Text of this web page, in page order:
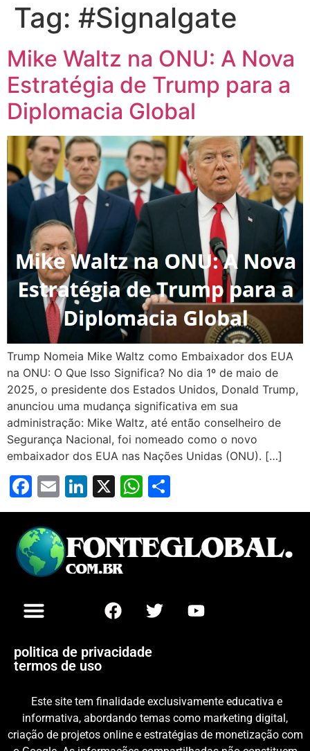
Tag: #Signalgate
Mike Waltz na ONU: A Nova
Estratégia de Trump para a
Diplomacia Global
Trump Nomeia Mike Waltz como Embaixador dos EUA
na ONU: O Que Isso Significa? No dia 1º de maio de
2025, o presidente dos Estados Unidos, Donald Trump,
anunciou uma mudança significativa em sua
administração: Mike Waltz, até então conselheiro de
Segurança Nacional, foi nomeado como o novo
embaixador dos EUA nas Nações Unidas (ONU). […]
Facebook
EmailLinkedIn
X WhatsApp
politica de privacidade
termos de uso
Este site tem finalidade exclusivamente educativa e
informativa, abordando temas como marketing digital,
criação de projetos online e estratégias de monetização com